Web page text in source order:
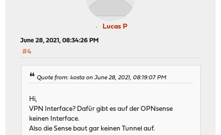
Lucas P
June 28, 2021, 08:34:26 PM
#4
Quote from: kosta on June 28, 2021, 08:19:07 PM
Hi,
VPN Interface? Dafür gibt es auf der OPNsense
keinen Interface.
Also die Sense baut gar keinen Tunnel auf.